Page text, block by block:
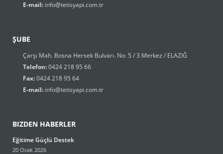
E-mail: info@tetisyapi.com.tr
ŞUBE
Çarşı Mah. Bosna Hersek Bulvarı. No: 5 / 3 Merkez / ELAZIĞ
Telefon:0424 218 95 66
Fax:0424 218 95 64
E-mail: info@tetisyapi.com.tr
BIZDEN HABERLER
Eğitime Güçlü Destek
20 Ocak 2026